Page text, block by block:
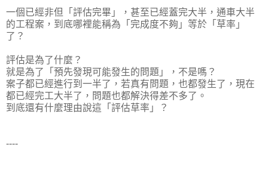
一個已經非但「評估完畢」，甚至已經蓋完大半，通車大半
的工程案，到底哪裡能稱為「完成度不夠」等於「草率」
了？
評估是為了什麼？
就是為了「預先發現可能發生的問題」，不是嗎？
案子都已經進行到一半了，若真有問題，也都發生了，現在
都已經完工大半了，問題也都解決得差不多了。
到底還有什麼理由說這「評估草率」？
----